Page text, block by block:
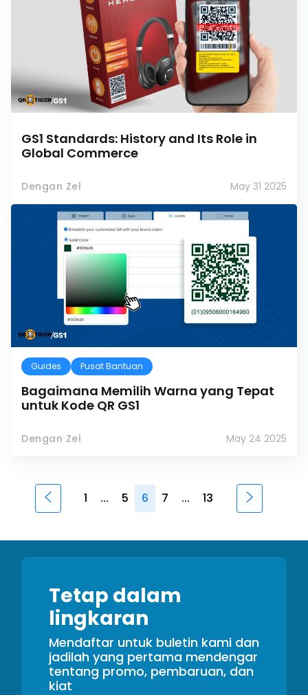
GS1 Standards: History and Its Role in
Global Commerce
Dengan Zel May 31 2025
Guides Pusat Bantuan
Bagaimana Memilih Warna yang Tepat
untuk Kode QR GS1
Dengan Zel May 24 2025
1 ... 5 6 7 ... 13
Tetap dalam
lingkaran
Mendaftar untuk buletin kami dan
jadilah yang pertama mendengar
tentang promo, pembaruan, dan
kiat